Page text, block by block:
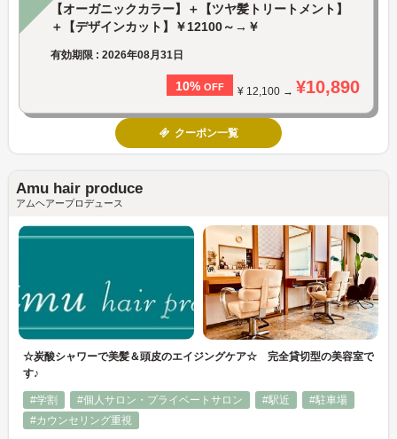
【オーガニックカラー】＋【ツヤ髪トリートメント】
＋【デザインカット】￥12100～→￥
有効期限 : 2026年08月31日
10% OFF ¥ 12,100 → ¥10,890
クーポン一覧
Amu hair produce
アムヘアープロデュース
☆炭酸シャワーで美髪＆頭皮のエイジングケア☆ 完全貸切型の美容室で
す♪
#学割 #個人サロン・プライベートサロン #駅近
#駐車場
#カウンセリング重視